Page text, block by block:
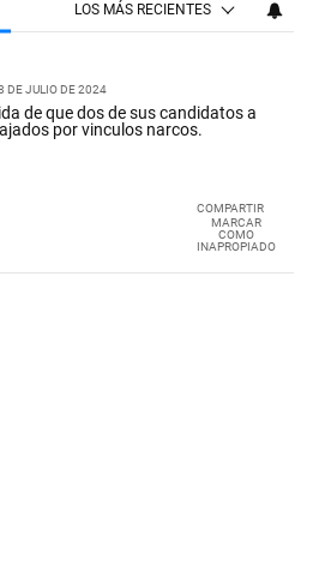
LOS MÁS RECIENTES
DE JULIO DE 2024
de que dos de sus candidatos a
por vinculos narcos.
COMPARTIR
MARCAR
COMO
INAPROPIADO